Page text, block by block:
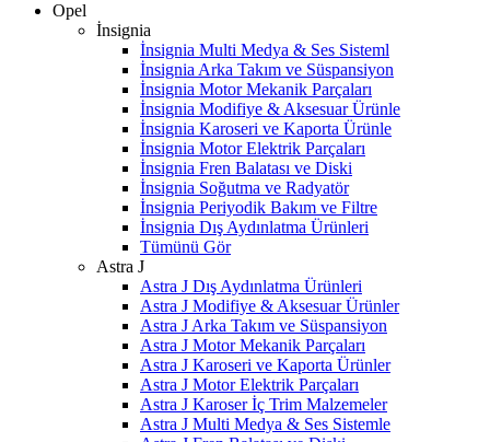
Opel
İnsignia
İnsignia Multi Medya & Ses Sisteml
İnsignia Arka Takım ve Süspansiyon
İnsignia Motor Mekanik Parçaları
İnsignia Modifiye & Aksesuar Ürünle
İnsignia Karoseri ve Kaporta Ürünle
İnsignia Motor Elektrik Parçaları
İnsignia Fren Balatası ve Diski
İnsignia Soğutma ve Radyatör
İnsignia Periyodik Bakım ve Filtre
İnsignia Dış Aydınlatma Ürünleri
Tümünü Gör
Astra J
Astra J Dış Aydınlatma Ürünleri
Astra J Modifiye & Aksesuar Ürünler
Astra J Arka Takım ve Süspansiyon
Astra J Motor Mekanik Parçaları
Astra J Karoseri ve Kaporta Ürünler
Astra J Motor Elektrik Parçaları
Astra J Karoser İç Trim Malzemeler
Astra J Multi Medya & Ses Sistemle